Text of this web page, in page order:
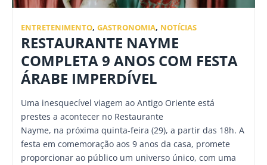
ENTRETENIMENTO, GASTRONOMIA, NOTÍCIAS
RESTAURANTE NAYME
COMPLETA 9 ANOS COM FESTA
ÁRABE IMPERDÍVEL
Uma inesquecível viagem ao Antigo Oriente está
prestes a acontecer no Restaurante
Nayme, na próxima quinta-feira (29), a partir das 18h. A
festa em comemoração aos 9 anos da casa, promete
proporcionar ao público um universo único, com uma